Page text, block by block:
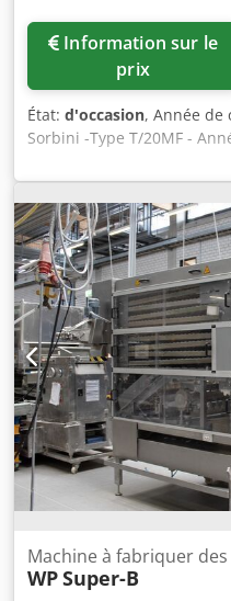
prix
État: d'occasion, Année de
Sorbini -Type T/20MF -
Largeur de travail 1 300
en très bon état - Hauteur
Chjdpfozf N Hhex Am Aea
mm - Côté commande à
248 mm - Rouleau doseur
Pompe à double
Largeur 2 550 mm -
Avec armoire de
Localisation, en stock -
LES PHOTOS ne sont pas
qu'un exemple de machine
Machine à fabriquer
WPSuper-B